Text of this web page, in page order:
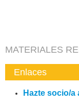
MATERIALES
Enlaces
Hazte socio/a